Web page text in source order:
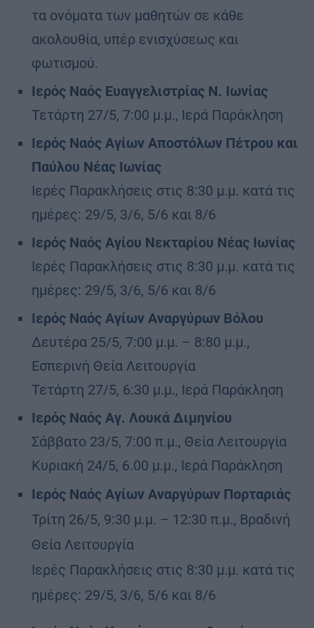
τα ονόματα των μαθητών σε κάθε
ακολουθία, υπέρ ενισχύσεως και
φωτισμού.
Ιερός Ναός Ευαγγελιστρίας Ν. Ιωνίας
Τετάρτη 27/5, 7:00 μ.μ., Ιερά Παράκληση
Ιερός Ναός Αγίων Αποστόλων Πέτρου και
Παύλου Νέας Ιωνίας
Ιερές Παρακλήσεις στις 8:30 μ.μ. κατά τις
ημέρες: 29/5, 3/6, 5/6 και 8/6
Ιερός Ναός Αγίου Νεκταρίου Νέας Ιωνίας
Ιερές Παρακλήσεις στις 8:30 μ.μ. κατά τις
ημέρες: 29/5, 3/6, 5/6 και 8/6
Ιερός Ναός Αγίων Αναργύρων Βόλου
Δευτέρα 25/5, 7:00 μ.μ. – 8:80 μ.μ.,
Εσπερινή Θεία Λειτουργία
Τετάρτη 27/5, 6:30 μ.μ., Ιερά Παράκληση
Ιερός Ναός Αγ. Λουκά Διμηνίου
Σάββατο 23/5, 7:00 π.μ., Θεία Λειτουργία
Κυριακή 24/5, 6.00 μ.μ., Ιερά Παράκληση
Ιερός Ναός Αγίων Αναργύρων Πορταριάς
Τρίτη 26/5, 9:30 μ.μ. – 12:30 π.μ., Βραδινή
Θεία Λειτουργία
Ιερές Παρακλήσεις στις 8:30 μ.μ. κατά τις
ημέρες: 29/5, 3/6, 5/6 και 8/6